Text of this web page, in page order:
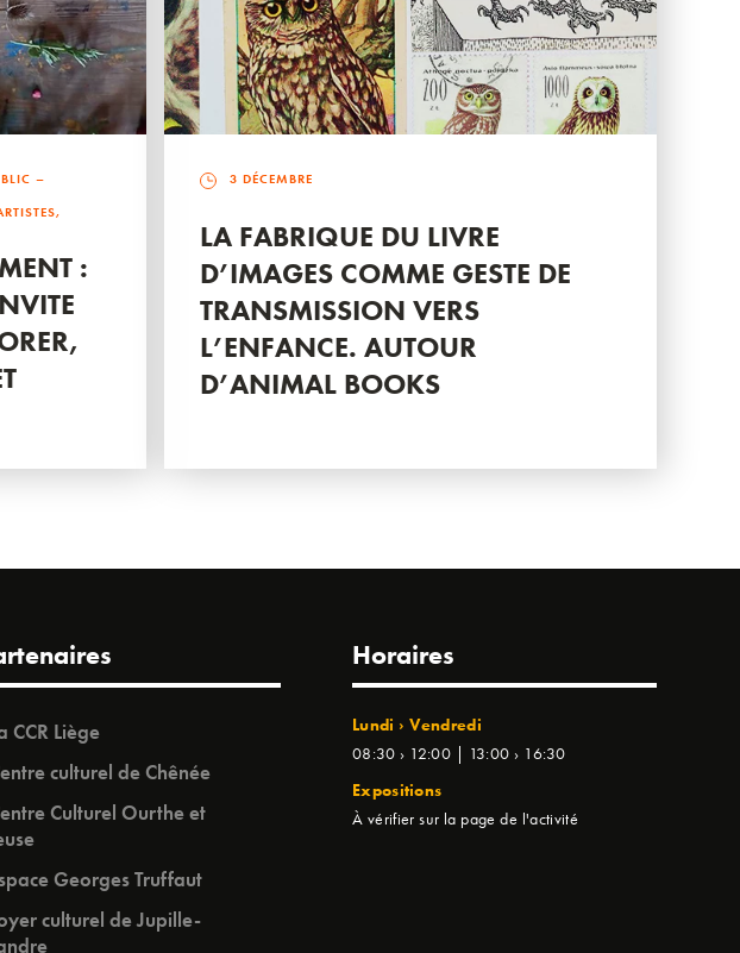
–
:
3 DÉCEMBRE
LA FABRIQUE DU LIVRE
D’IMAGES COMME GESTE DE
TRANSMISSION VERS
L’ENFANCE. AUTOUR
D’ANIMAL BOOKS
CCR Liège
culturel de Chênée
Culturel Ourthe et
Georges Truffaut
culturel de Jupille-
Horaires
Lundi › Vendredi
08:30 › 12:00 | 13:00 › 16:30
Expositions
À vérifier sur la page de l'activité